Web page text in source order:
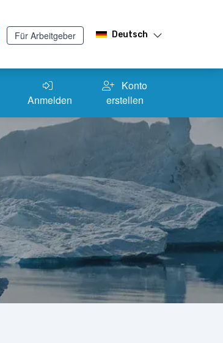
Für Arbeitgeber Deutsch
Anmelden
Konto
erstellen